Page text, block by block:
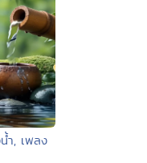
ำ, เพลง